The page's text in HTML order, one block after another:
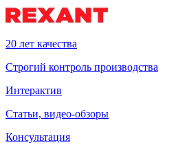
20 лет качества
Строгий контроль производства
Интерактив
Статьи, видео-обзоры
Консультация